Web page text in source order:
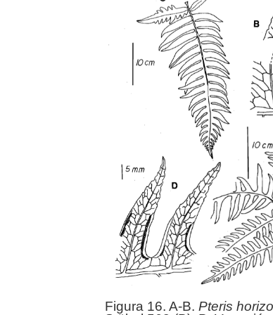
Figura 16. A-B.Pteris